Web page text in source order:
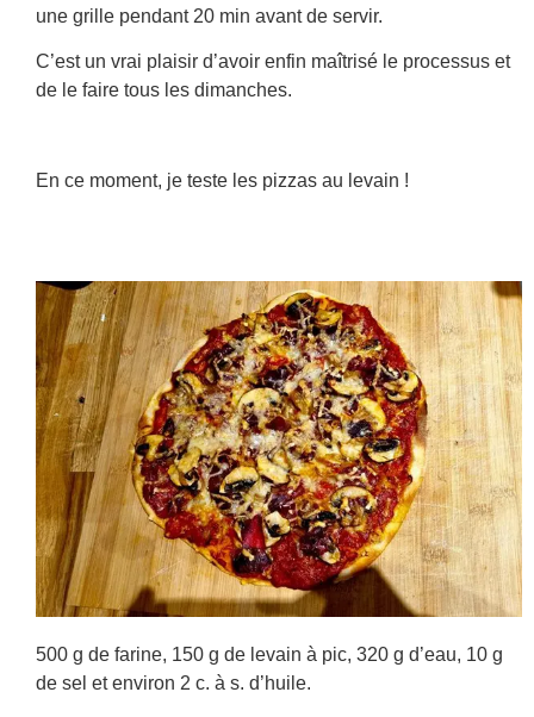
une grille pendant 20 min avant de servir.
C’est un vrai plaisir d’avoir enfin maîtrisé le processus et
de le faire tous les dimanches.
En ce moment, je teste les pizzas au levain !
500 g de farine, 150 g de levain à pic, 320 g d’eau, 10 g
de sel et environ 2 c. à s. d’huile.